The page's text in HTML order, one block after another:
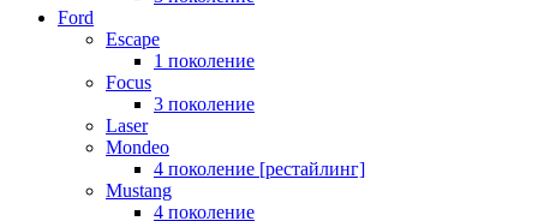
Ford
Escape
1 поколение
Focus
3 поколение
Laser
Mondeo
4 поколение [рестайлинг]
Mustang
4 поколение